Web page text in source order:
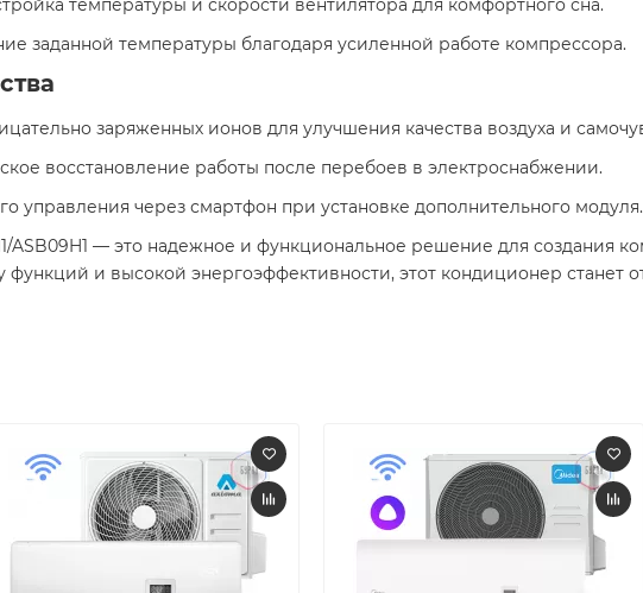
температуры и скорости вентилятора для комфортного сна.
заданной температуры благодаря усиленной работе компрессора.
заряженных ионов для улучшения качества воздуха и
восстановление работы после перебоев в электроснабжении.
управления через смартфон при установке дополнительного модуля.
ASB09H1 — это надежное и функциональное решение для создания
и высокой энергоэффективности, этот кондиционер станет